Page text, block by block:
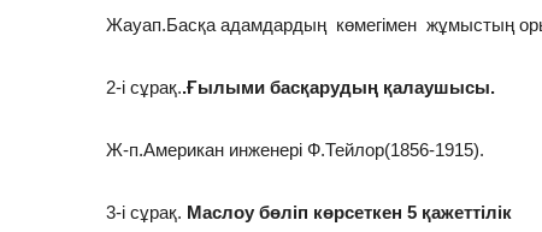
Жауап.Басқа адамдардың көмегімен жұмыстың
2-і сұрақ..Ғылыми басқарудың қалаушысы.
Ж-п.Американ инженері Ф.Тейлор(1856-1915).
3-і сұрақ. Маслоу бөліп көрсеткен 5 қажеттілік